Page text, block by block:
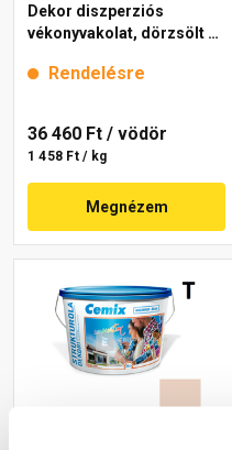
Dekor diszperziós
vékonyvakolat, dörzsölt 2
Rendelésre
36 460 Ft / vödör
1 458 Ft / kg
Megnézem